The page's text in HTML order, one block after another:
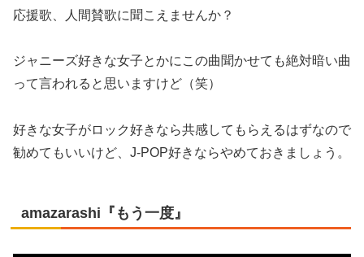
応援歌、人間賛歌に聞こえませんか？
ジャニーズ好きな女子とかにこの曲聞かせても絶対暗い曲
って言われると思いますけど（笑）
好きな女子がロック好きなら共感してもらえるはずなので
勧めてもいいけど、J-POP好きならやめておきましょう。
amazarashi『もう一度』